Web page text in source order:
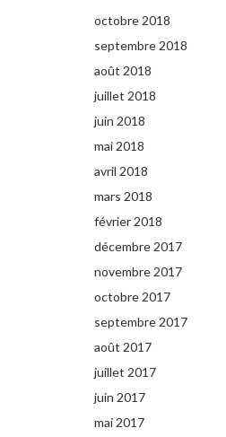
octobre 2018
septembre 2018
août 2018
juillet 2018
juin 2018
mai 2018
avril 2018
mars 2018
février 2018
décembre 2017
novembre 2017
octobre 2017
septembre 2017
août 2017
juillet 2017
juin 2017
mai 2017